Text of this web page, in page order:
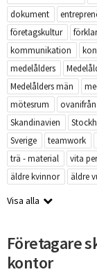
dokument
företagskultur
kommunikation
medelålders
Medelålders män
mötesrum
ovanifrån
Skandinavien
Sverige
teamwork
trä - material
vita
äldre kvinnor
äldre
Visa alla
Företagare
kontor